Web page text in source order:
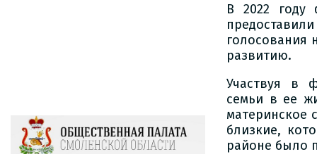
В 2022 году
голосования
развитию.
Участвуя в
семьи в ее
материнское
близкие,
районе было